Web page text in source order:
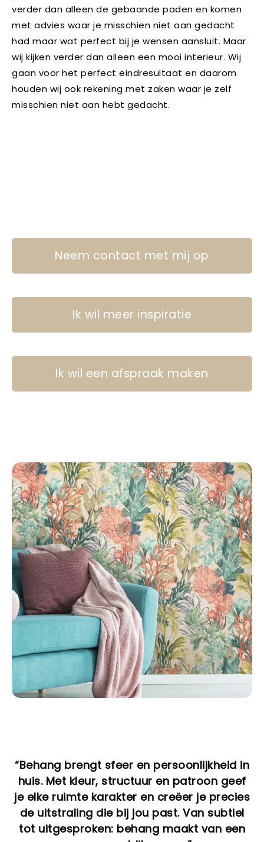
verder dan alleen de gebaande paden en komen
met advies waar je misschien niet aan gedacht
had maar wat perfect bij je wensen aansluit. Maar
wij kijken verder dan alleen een mooi interieur. Wij
gaan voor het perfect eindresultaat en daarom
houden wij ook rekening met zaken waar je zelf
misschien niet aan hebt gedacht.
Neem contact met mij op
Ik wil meer inspiratie
Ik wil een afspraak maken
“Behang brengt sfeer en persoonlijkheid in
huis. Met kleur, structuur en patroon geef
je elke ruimte karakter en creëer je precies
de uitstraling die bij jou past. Van subtiel
tot uitgesproken: behang maakt van een